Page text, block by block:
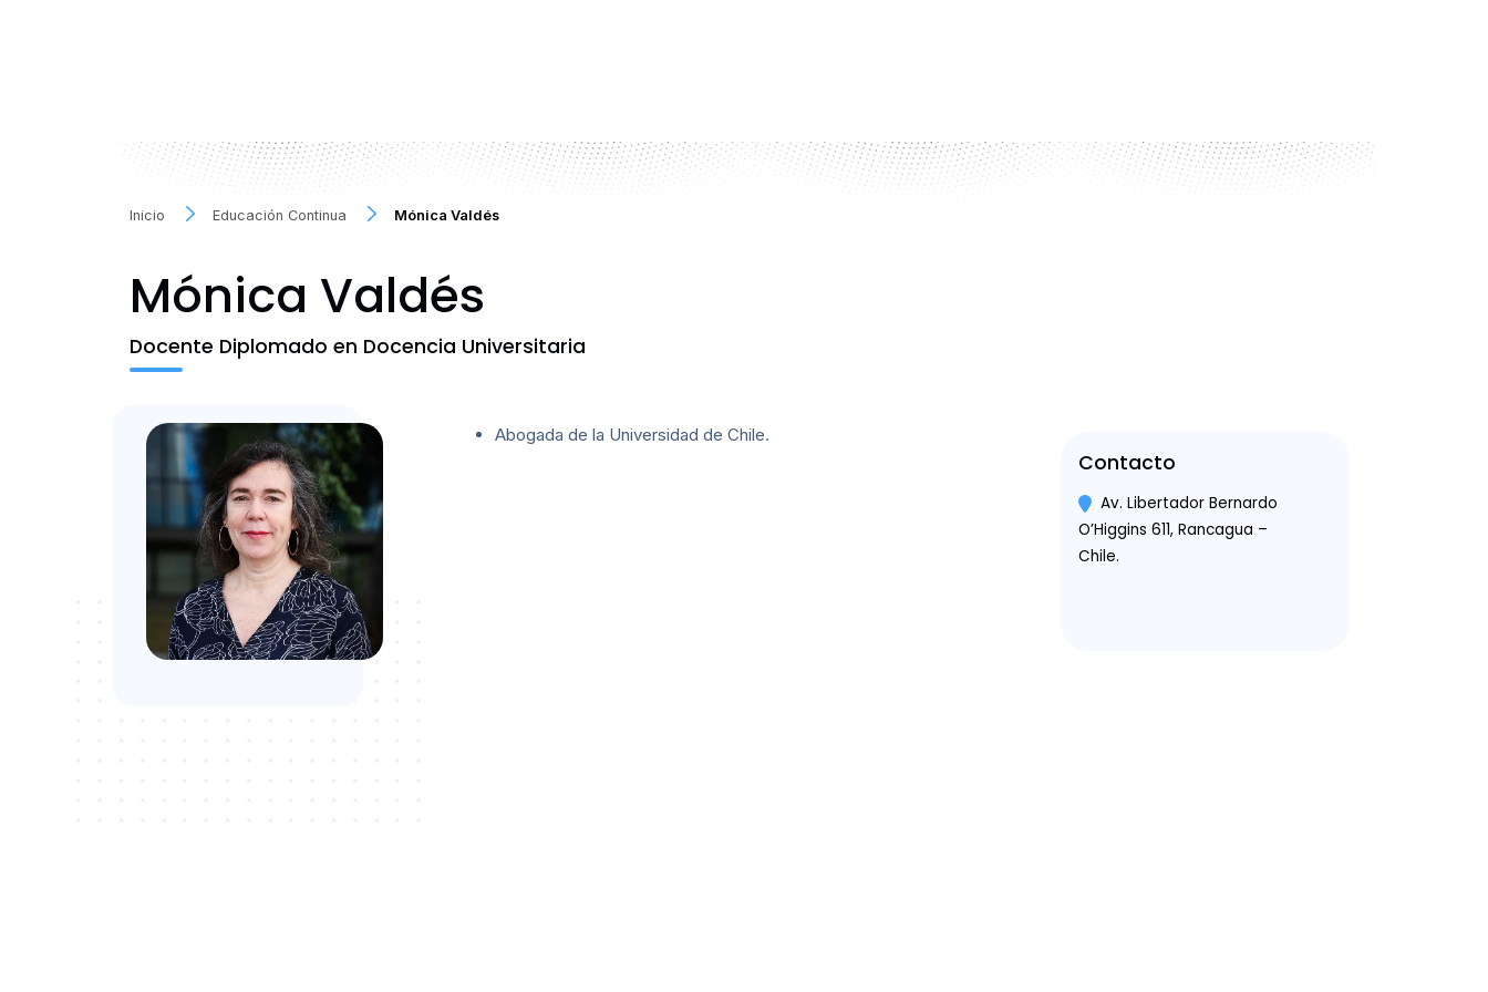
Inicio Educación Continua Mónica Valdés
Mónica Valdés
Docente Diplomado en Docencia Universitaria
Abogada de la Universidad de Chile.
Contacto
Av. Libertador Bernardo
O’Higgins 611, Rancagua –
Chile.